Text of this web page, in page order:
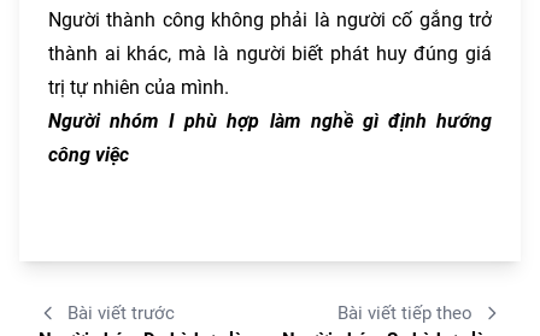
Người thành công không phải là người cố gắng trở
thành ai khác, mà là người biết phát huy đúng giá
trị tự nhiên của mình.
Người nhóm I phù hợp làm nghề gì định hướng
công việc
Bài viết trước
Bài viết tiếp theo